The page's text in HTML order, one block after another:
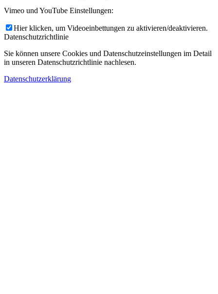
Vimeo und YouTube Einstellungen:
Hier klicken, um Videoeinbettungen zu aktivieren/deaktivieren.
Datenschutzrichtlinie
Sie können unsere Cookies und Datenschutzeinstellungen im Detail
in unseren Datenschutzrichtlinie nachlesen.
Datenschutzerklärung